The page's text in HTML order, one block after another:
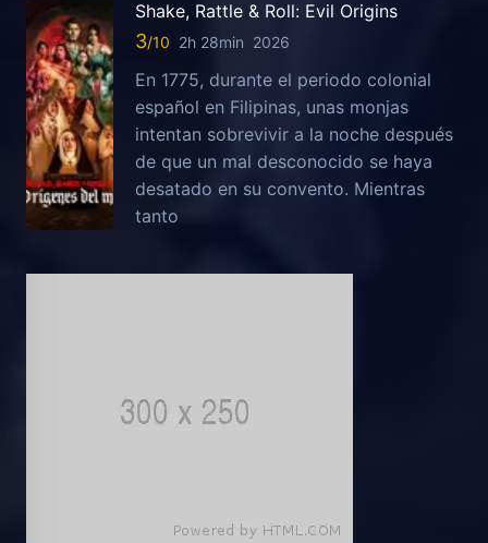
Shake, Rattle & Roll: Evil Origins
3 2h 28min 2026
En 1775, durante el periodo colonial
español en Filipinas, unas monjas
intentan sobrevivir a la noche después
de que un mal desconocido se haya
desatado en su convento. Mientras
tanto